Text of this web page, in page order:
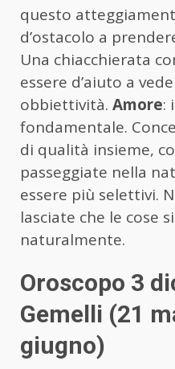
questo
d’ostacolo a
Una chiacchierata
essere d’aiuto a
obbiettività. Amore:
fondamentale.
di qualità insieme,
passeggiate nella
essere più selettivi.
lasciate che le cose
naturalmente.
Oroscopo 3
Gemelli (21
giugno)